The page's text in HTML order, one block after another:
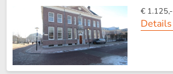
€ 1.125,-
Details